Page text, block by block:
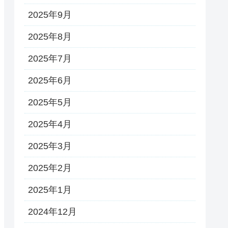
2025年9月
2025年8月
2025年7月
2025年6月
2025年5月
2025年4月
2025年3月
2025年2月
2025年1月
2024年12月